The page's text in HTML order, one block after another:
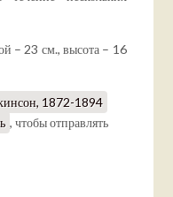
– 23 см., высота – 16
1872-1894
, чтобы отправлять